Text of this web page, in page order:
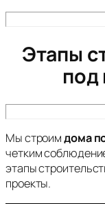
Этапы
под
Мы строимдома
четким
этапы
проекты.